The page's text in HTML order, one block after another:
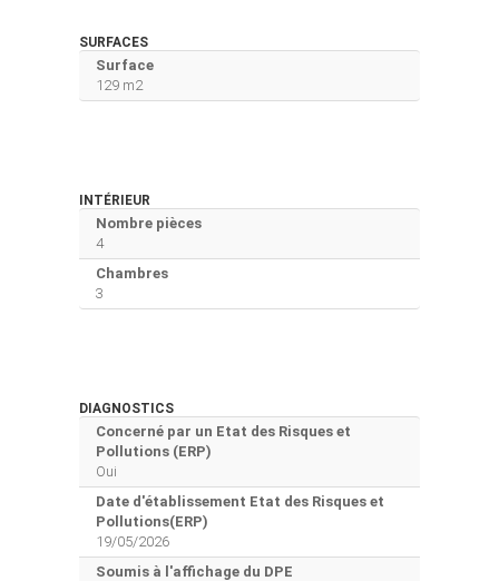
SURFACES
Surface
129 m2
INTÉRIEUR
Nombre pièces
4
Chambres
3
DIAGNOSTICS
Concerné par un Etat des Risques et
Pollutions (ERP)
Oui
Date d'établissement Etat des Risques et
Pollutions(ERP)
19/05/2026
Soumis à l'affichage du DPE